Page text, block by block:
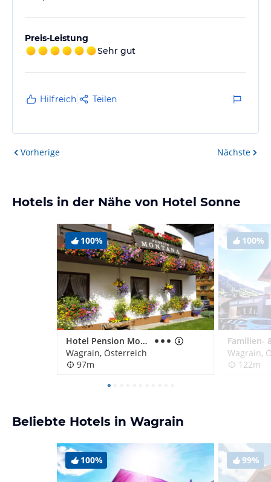
Preis-Leistung
Sehr gut
Hilfreich Teilen
Vorherige Nächste
Hotels in der Nähe von Hotel Sonne
100%
Hotel Pension Montana
Wagrain, Österreich
97m
100%
Wagrain,
122m
Beliebte Hotels in Wagrain
100% 99%